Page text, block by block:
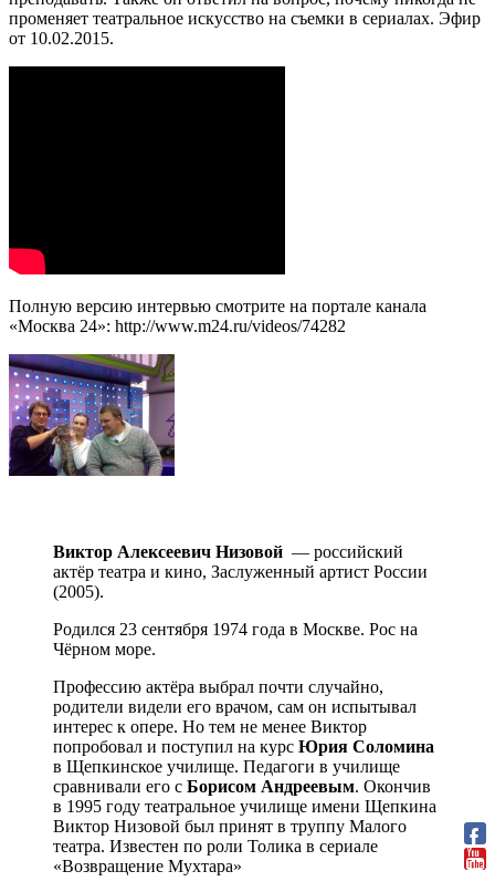
променяет театральное искусство на съемки в сериалах. Эфир
от 10.02.2015.
Полную версию интервью смотрите на портале канала
«Москва 24»: http://www.m24.ru/videos/74282
Виктор Алексеевич Низовой — российский
актёр театра и кино, Заслуженный артист России
(2005).
Родился 23 сентября 1974 года в Москве. Рос на
Чёрном море.
Профессию актёра выбрал почти случайно,
родители видели его врачом, сам он испытывал
интерес к опере. Но тем не менее Виктор
попробовал и поступил на курс Юрия Соломина
в Щепкинское училище. Педагоги в училище
сравнивали его с Борисом Андреевым. Окончив
в 1995 году театральное училище имени Щепкина
Виктор Низовой был принят в труппу Малого
театра. Известен по роли Толика в сериале
«Возвращение Мухтара»